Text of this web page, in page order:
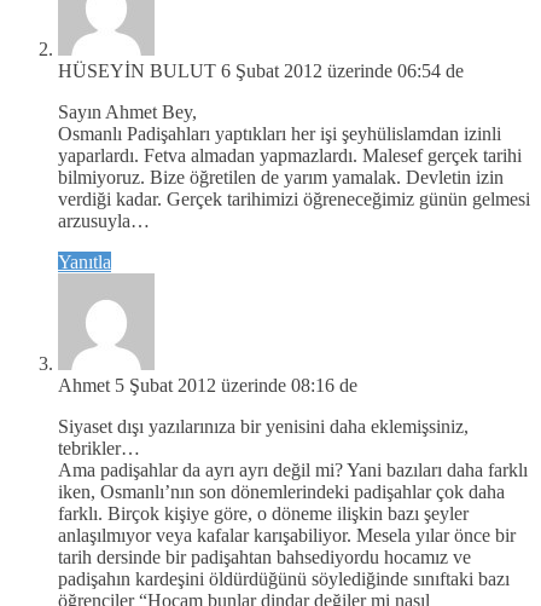
HÜSEYİN BULUT 6 Şubat 2012 üzerinde 06:54 de
Sayın Ahmet Bey,
Osmanlı Padişahları yaptıkları her işi şeyhülislamdan izinli
yaparlardı. Fetva almadan yapmazlardı. Malesef gerçek tarihi
bilmiyoruz. Bize öğretilen de yarım yamalak. Devletin izin
verdiği kadar. Gerçek tarihimizi öğreneceğimiz günün gelmesi
arzusuyla…
Yanıtla
Ahmet 5 Şubat 2012 üzerinde 08:16 de
Siyaset dışı yazılarınıza bir yenisini daha eklemişsiniz,
tebrikler…
Ama padişahlar da ayrı ayrı değil mi? Yani bazıları daha farklı
iken, Osmanlı’nın son dönemlerindeki padişahlar çok daha
farklı. Birçok kişiye göre, o döneme ilişkin bazı şeyler
anlaşılmıyor veya kafalar karışabiliyor. Mesela yılar önce bir
tarih dersinde bir padişahtan bahsediyordu hocamız ve
padişahın kardeşini öldürdüğünü söylediğinde sınıftaki bazı
öğrenciler “Hocam bunlar dindar değiler mi nasıl